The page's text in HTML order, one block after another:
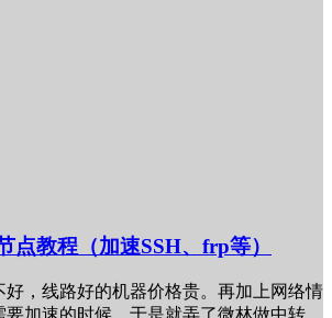
点教程（加速SSH、frp等）
好，线路好的机器价格贵。再加上网络情